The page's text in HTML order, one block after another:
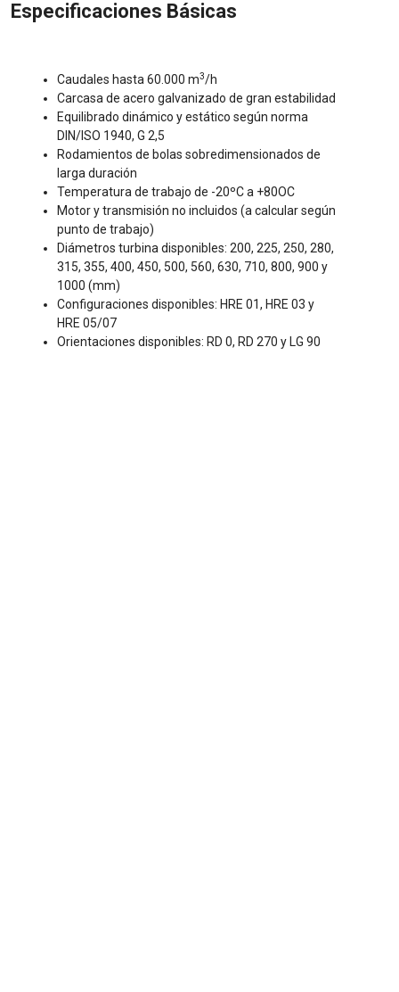
Especificaciones Básicas
Caudales hasta 60.000 m3/h
Carcasa de acero galvanizado de gran estabilidad
Equilibrado dinámico y estático según norma
DIN/ISO 1940, G 2,5
Rodamientos de bolas sobredimensionados de
larga duración
Temperatura de trabajo de -20ºC a +80OC
Motor y transmisión no incluidos (a calcular según
punto de trabajo)
Diámetros turbina disponibles: 200, 225, 250, 280,
315, 355, 400, 450, 500, 560, 630, 710, 800, 900 y
1000 (mm)
Configuraciones disponibles: HRE 01, HRE 03 y
HRE 05/07
Orientaciones disponibles: RD 0, RD 270 y LG 90